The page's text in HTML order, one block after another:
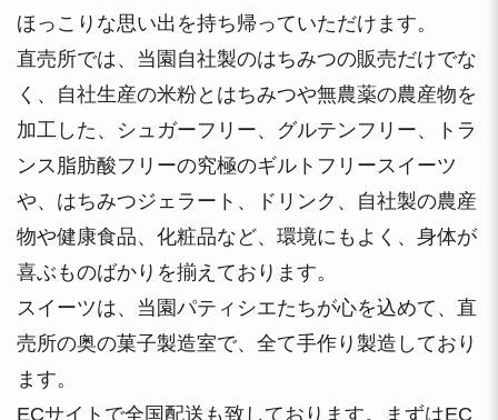
ほっこりな思い出を持ち帰っていただけます。
直売所では、当園自社製のはちみつの販売だけでな
く、自社生産の米粉とはちみつや無農薬の農産物を
加工した、シュガーフリー、グルテンフリー、トラ
ンス脂肪酸フリーの究極のギルトフリースイーツ
や、はちみつジェラート、ドリンク、自社製の農産
物や健康食品、化粧品など、環境にもよく、身体が
喜ぶものばかりを揃えております。
スイーツは、当園パティシエたちが心を込めて、直
売所の奥の菓子製造室で、全て手作り製造しており
ます。
ECサイトで全国配送も致しております。まずはEC